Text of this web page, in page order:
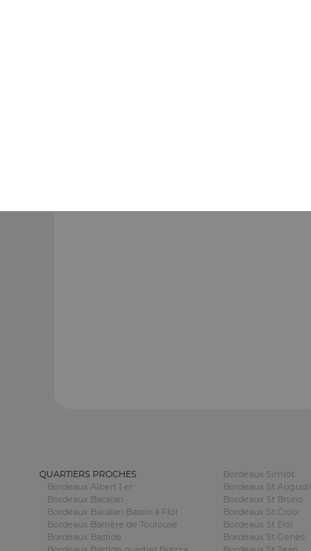
QUARTIERS PROCHES
Bordeaux Albert 1 er
Bordeaux Bacalan
Bordeaux Bacalan Bassin à Flot
Bordeaux Barrière de Toulouse
Bordeaux Bastide
Bordeaux Simiot
Bordeaux St
Bordeaux St Bruno
Bordeaux St Croix
Bordeaux St Eloi
Bordeaux St Genès